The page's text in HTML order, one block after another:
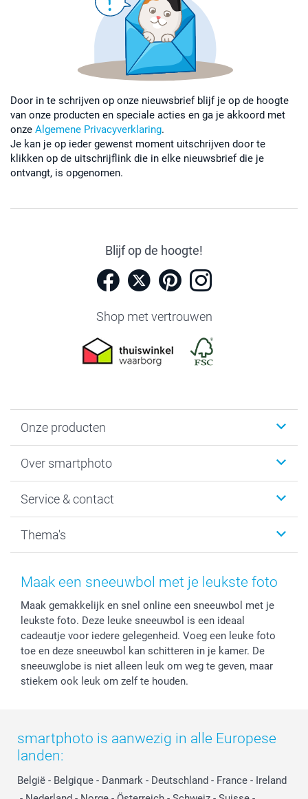
Door in te schrijven op onze nieuwsbrief blijf je op de hoogte
van onze producten en speciale acties en ga je akkoord met
onze Algemene Privacyverklaring.
Je kan je op ieder gewenst moment uitschrijven door te
klikken op de uitschrijflink die in elke nieuwsbrief die je
ontvangt, is opgenomen.
Blijf op de hoogte!
Shop met vertrouwen
Onze producten
Fotoboeken
Fotocadeaus
Kaarten
Over smartphoto
Vacatures
Bestelproces
Herroepingsrecht
Cookiebeleid
Reviews
Prijslijst
Investor Relations
Service & contact
Tevredenheidsgarantie
Mijn orderstatus
smartfriends
service@smartphoto.nl
Affiliate partnerprogramma
Partnerships
Influencer partnerprogramma
Thema's
Baby
Vaderdag
Huwelijk
Maak een sneeuwbol met je leukste foto
Maak gemakkelijk en snel online een sneeuwbol met je
leukste foto. Deze leuke sneeuwbol is een ideaal
cadeautje voor iedere gelegenheid. Voeg een leuke foto
toe en deze sneeuwbol kan schitteren in je kamer. De
sneeuwglobe is niet alleen leuk om weg te geven, maar
stiekem ook leuk om zelf te houden.
smartphoto is aanwezig in alle Europese
landen:
België - Belgique - Danmark - Deutschland - France - Ireland